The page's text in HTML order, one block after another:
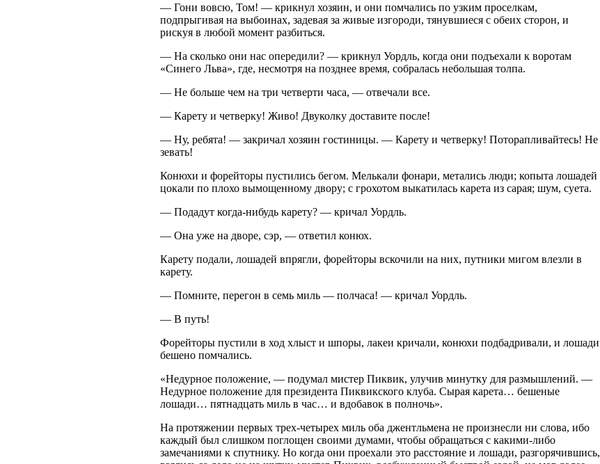
— Гони вовсю, Том! — крикнул хозяин, и они помчались по узким проселкам,
подпрыгивая на выбоинах, задевая за живые изгороди, тянувшиеся с обеих сторон, и
рискуя в любой момент разбиться.
— На сколько они нас опередили? — крикнул Уордль, когда они подъехали к воротам
«Синего Льва», где, несмотря на позднее время, собралась небольшая толпа.
— Не больше чем на три четверти часа, — отвечали все.
— Карету и четверку! Живо! Двуколку доставите после!
— Ну, ребята! — закричал хозяин гостиницы. — Карету и четверку! Поторапливайтесь! Не
зевать!
Конюхи и форейторы пустились бегом. Мелькали фонари, метались люди; копыта лошадей
цокали по плохо вымощенному двору; с грохотом выкатилась карета из сарая; шум, суета.
— Подадут когда-нибудь карету? — кричал Уордль.
— Она уже на дворе, сэр, — ответил конюх.
Карету подали, лошадей впрягли, форейторы вскочили на них, путники мигом влезли в
карету.
— Помните, перегон в семь миль — полчаса! — кричал Уордль.
— В путь!
Форейторы пустили в ход хлыст и шпоры, лакеи кричали, конюхи подбадривали, и лошади
бешено помчались.
«Недурное положение, — подумал мистер Пиквик, улучив минутку для размышлений. —
Недурное положение для президента Пиквикского клуба. Сырая карета… бешеные
лошади… пятнадцать миль в час… и вдобавок в полночь».
На протяжении первых трех-четырех миль оба джентльмена не произнесли ни слова, ибо
каждый был слишком поглощен своими думами, чтобы обращаться с какими-либо
замечаниями к спутнику. Но когда они проехали это расстояние и лошади, разгорячившись,